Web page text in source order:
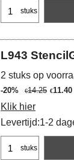
stuks
L943
2 stuks op
-20% €14.25 €11.40
Klik hier
Levertijd:1-2
stuks